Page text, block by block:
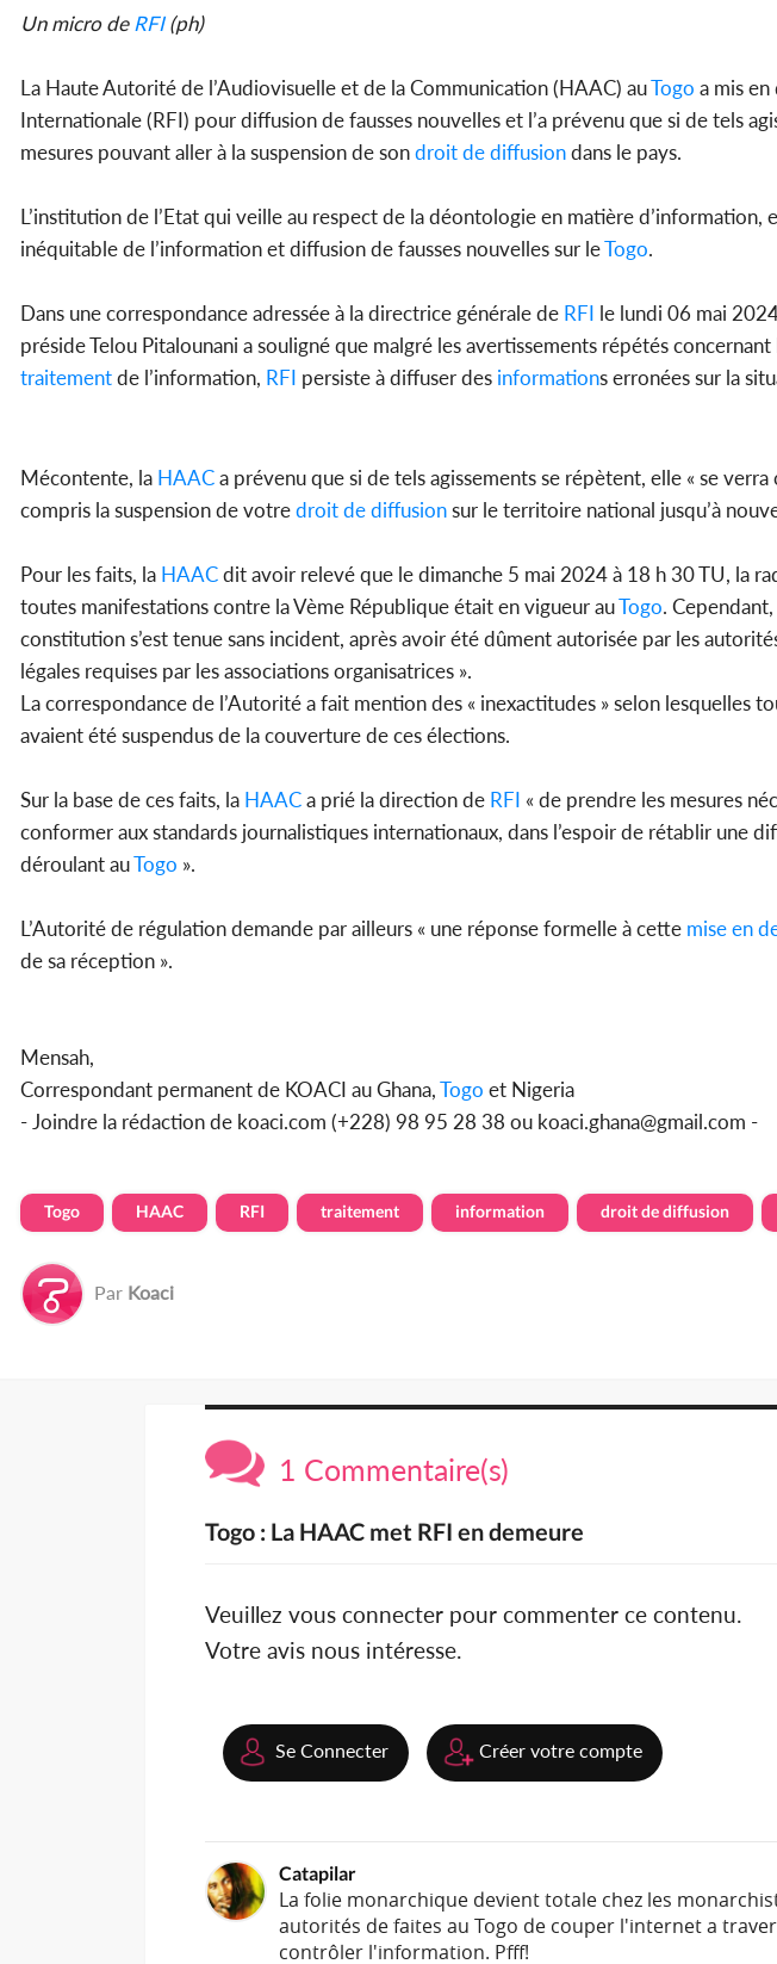
Un micro deRFI(ph)
La Haute Autorité de l’Audiovisuelle et de la Communication (HAAC) auTogo a mis
Internationale (RFI) pour diffusion de fausses nouvelles et l’a prévenu que si de tels
mesures pouvant aller à la suspension de sondroit de diffusiondans le pays.
L’institution de l’Etat qui veille au respect de la déontologie en matière
inéquitable de l’information et diffusion de fausses nouvelles sur leTogo.
Dans une correspondance adressée à la directrice générale de RFI le lundi 06 mai
préside Telou Pitalounani a souligné que malgré les avertissements répétés
traitementde l’information, RFI persiste à diffuser des informations erronées sur la
Mécontente, la HAACa prévenu que si de tels agissements se répètent, elle « se
compris la suspension de votredroit de diffusionsur le territoire national jusqu’à
Pour les faits, la HAACdit avoir relevé que le dimanche 5 mai 2024 à 18 h 30 TU, la
toutes manifestations contre la Vème République était en vigueur auTogo.
constitution s’est tenue sans incident, après avoir été dûment autorisée par les
légales requises par les associations organisatrices ».
La correspondance de l’Autorité a fait mention des « inexactitudes » selon lesquelles
avaient été suspendus de la couverture de ces élections.
Sur la base de ces faits, la HAACa prié la direction de RFI « de prendre les mesures
conformer aux standards journalistiques internationaux, dans l’espoir de rétablir une
déroulant auTogo ».
L’Autorité de régulation demande par ailleurs « une réponse formelle à cette mise en
de sa réception ».
Mensah,
Correspondant permanent de KOACI au Ghana,Togo et Nigeria
- Joindre la rédaction de koaci.com (+228) 98 95 28 38 ou koaci.ghana@gmail.com -
Togo HAAC RFI traitement information droit de diffusion
Par Koaci
1 Commentaire(s)
Togo : La HAAC met RFI en demeure
Veuillez vous connecter pour commenter ce contenu.
Votre avis nous intéresse.
Se Connecter Créer votre compte
Catapilar
La folie monarchique devient totale chez les
autorités de faites au Togo de couper l'internet a
contrôler l'information. Pfff!